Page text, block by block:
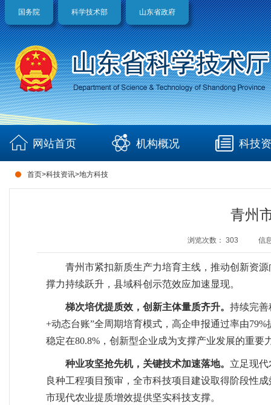
国务院 科学技术部 山东省政府
网站首页 机构概况 科技
首页>科技资讯>地方科技
青州
浏览次数： 303 信
青州市紧扣新质生产力培育主线，推动创新资
撑力持续跃升，县域科创示范效应加速显现。
梯次培优提质效，创新主体量质齐升。 持续完
+动态台账”全周期培育模式，高企申报通过率由
稳定在80.8%，创新型企业成为支撑产业发展的重要
种业攻坚抢先机，关键技术加速落地。 立足现
良种工程项目预审，全市科技项目建设取得阶段性
市现代农业提质增效提供坚实科技支撑。